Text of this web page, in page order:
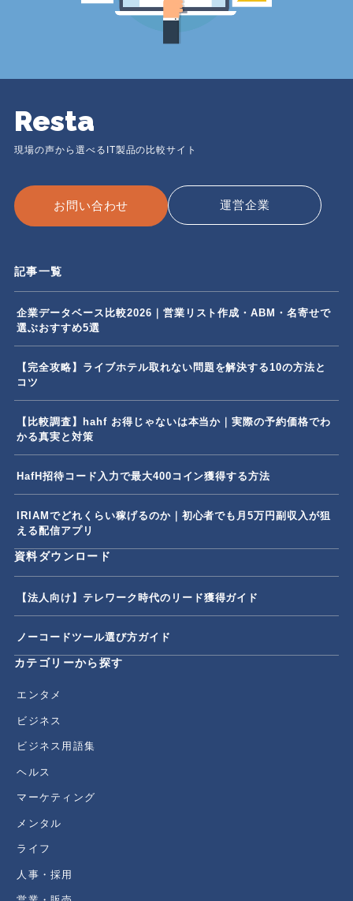
Resta
現場の声から選べるIT製品の比較サイト
お問い合わせ 運営企業
記事一覧
企業データベース比較2026｜営業リスト作成・ABM・名寄せで
選ぶおすすめ5選
【完全攻略】ライブホテル取れない問題を解決する10の方法と
コツ
【比較調査】hahf お得じゃないは本当か｜実際の予約価格でわ
かる真実と対策
HafH招待コード入力で最大400コイン獲得する方法
IRIAMでどれくらい稼げるのか｜初心者でも月5万円副収入が狙
える配信アプリ
資料ダウンロード
【法人向け】テレワーク時代のリード獲得ガイド
ノーコードツール選び方ガイド
カテゴリーから探す
エンタメ
ビジネス
ビジネス用語集
ヘルス
マーケティング
メンタル
ライフ
人事・採用